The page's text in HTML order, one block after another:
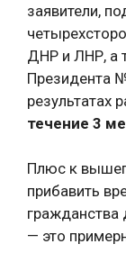
заявители,
ДНР и ЛНР, а
Президента
результатах
течение 3
Плюс к
прибавить
— это